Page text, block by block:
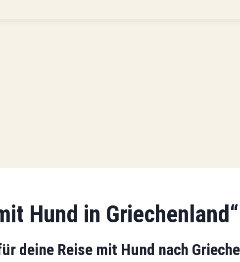
Hund in Griechenland“
deine Reise mit Hund nach